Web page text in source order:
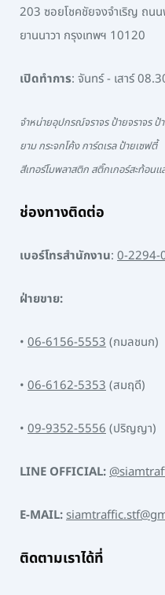
203 ซอยโชคชัยจงจำเริญ ถนน
ยานนาวา กรุงเทพฯ 10120
เปิดทำการ: จันทร์ - เสาร์
จำหน่ายอุปกรณ์จราจร ป้ายจราจร
ยาม กระจกโค้ง การ์ดเรล ป้ายเซฟตี้
สีเทอร์โมพลาสติก สติ๊กเกอร์สะท้อ
ช่องทางติดต่อ
เบอร์โทรสำนักงาน: 0-2294-
ฝ่ายขาย:
• 06-6156-5553(กมลชนก)
• 06-6162-5353(สมฤดี)
• 09-9352-5556(ปริญญา)
LINE OFFICIAL:
E-MAIL:
ติดตามเราได้ที่